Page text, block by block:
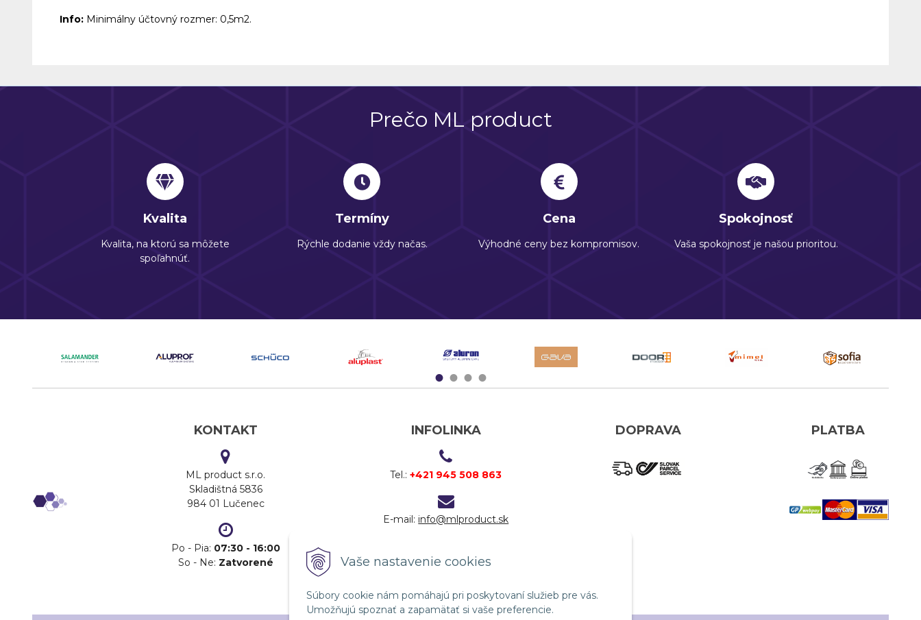
Vaše nastavenie cookies
Súbory cookie nám pomáhajú pri poskytovaní služieb pre vás.
Umožňujú spoznať a zapamätať si vaše preferencie.
Info: Minimálny účtovný rozmer: 0,5m2.
Prečo ML product
Kvalita
Kvalita, na ktorú sa môžete
spoľahnúť.
Termíny
Rýchle dodanie vždy načas.
Cena
Výhodné ceny bez kompromisov.
Spokojnosť
Vaša spokojnosť je našou prioritou.
1234
KONTAKT
ML product s.r.o.
Skladištná 5836
984 01 Lučenec
Po - Pia: 07:30 - 16:00
So - Ne: Zatvorené
INFOLINKA
Tel.:+421 945 508 863
E-mail: info@mlproduct.sk
DOPRAVA PLATBA